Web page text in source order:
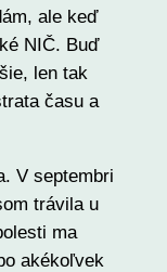
ale keď
NIČ. Buď
len tak
času a
V septembri
trávila u
ma
akékoľvek